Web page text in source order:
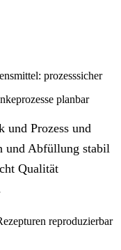
prozesssicher
planbar
Prozess und
und Abfüllung stabil
Qualität
reproduzierbar